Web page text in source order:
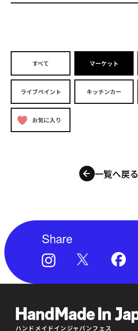
すべて マーケット
ライブペイント キッチンカー
お気に入り
一覧へ戻る
Share
ハンドメイドインジャパンフェス